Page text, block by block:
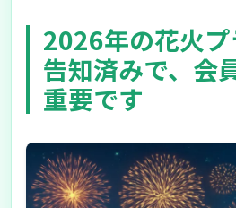
す
車は名神大津ICから
画性が求められます
チェックイン・チェッ
確実に取りたい人向けの
2026年に向けて押さえ
します
2026年の花火
告知済みで、会
重要です